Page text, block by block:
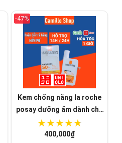
-47%
Kem chống nắng la roche
posay dưỡng ẩm dành cho
da dầu da mụn
400,000₫